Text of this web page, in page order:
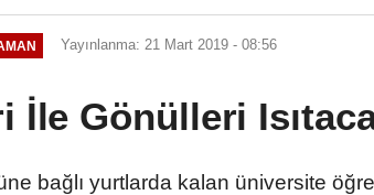
Yayınlanma: 21 Mart 2019 - 08:56
İle Gönülleri
bağlı yurtlarda kalan üniversite